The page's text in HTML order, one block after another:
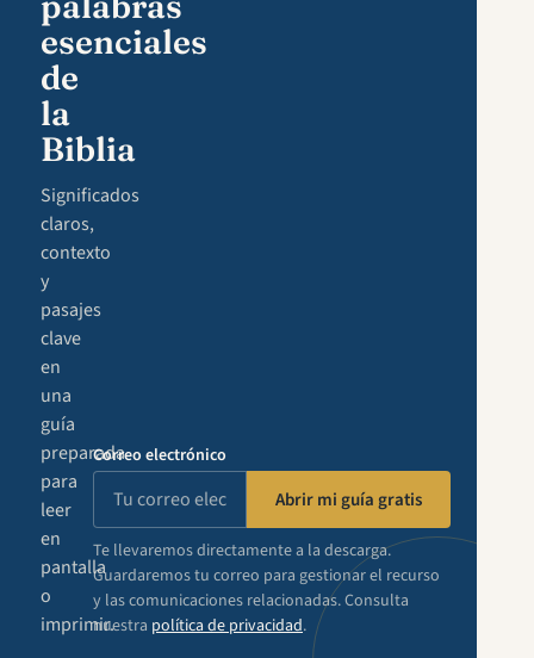
esenciales
de
la
Biblia
Significados
claros,
contexto
y
pasajes
clave
en
una
guía
preparada
para
leer
en
pantalla
o
imprimir.
Correo electrónico
Abrir mi guía gratis
Te llevaremos directamente a la descarga.
Guardaremos tu correo para gestionar el recurso
y las comunicaciones relacionadas. Consulta
nuestra política de privacidad.